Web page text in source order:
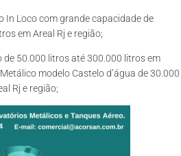
In Loco com grande capacidade de
em Areal Rj e região;
de 50.000 litros até 300.000 litros em
modelo Castelo d’água de 30.000
Rj e região;